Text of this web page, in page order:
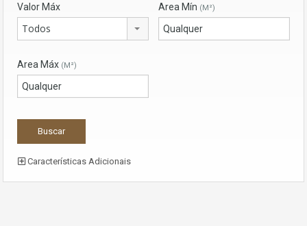
Valor Máx
Todos
Area Mín (M²)
Area Máx (M²)
Características Adicionais